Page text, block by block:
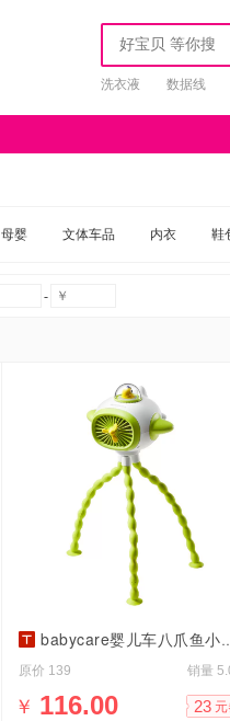
洗衣液 数据线
母婴 文体车品 内衣 鞋
-
babycare婴儿车八爪鱼小风扇
原价 139 销量
￥ 116.00 23